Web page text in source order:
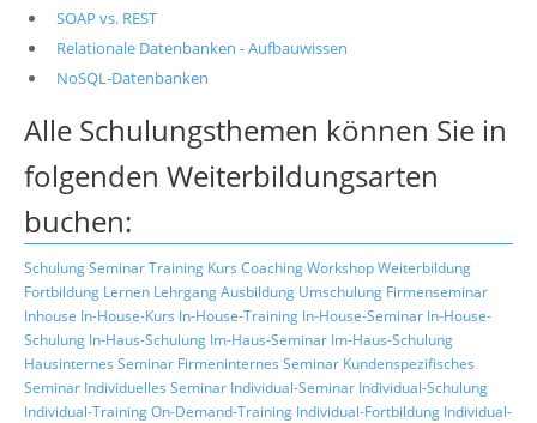
SOAP vs. REST
Relationale Datenbanken - Aufbauwissen
NoSQL-Datenbanken
Alle Schulungsthemen können Sie in
folgenden Weiterbildungsarten
buchen:
SchulungSeminarTraining Kurs CoachingWorkshopWeiterbildung
Fortbildung Lernen LehrgangAusbildung Umschulung Firmenseminar
Inhouse In-House-Kurs In-House-Training In-House-Seminar In-House-
Schulung In-Haus-Schulung Im-Haus-Seminar Im-Haus-Schulung
Hausinternes Seminar Firmeninternes Seminar Kundenspezifisches
Seminar Individuelles Seminar Individual-Seminar Individual-Schulung
Individual-TrainingOn-Demand-Training Individual-Fortbildung Individual-